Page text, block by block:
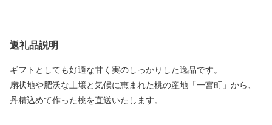
返礼品説明
ギフトとしても好適な甘く実のしっかりした逸品です。
扇状地や肥沃な土壌と気候に恵まれた桃の産地「一宮町」から、
丹精込めて作った桃を直送いたします。